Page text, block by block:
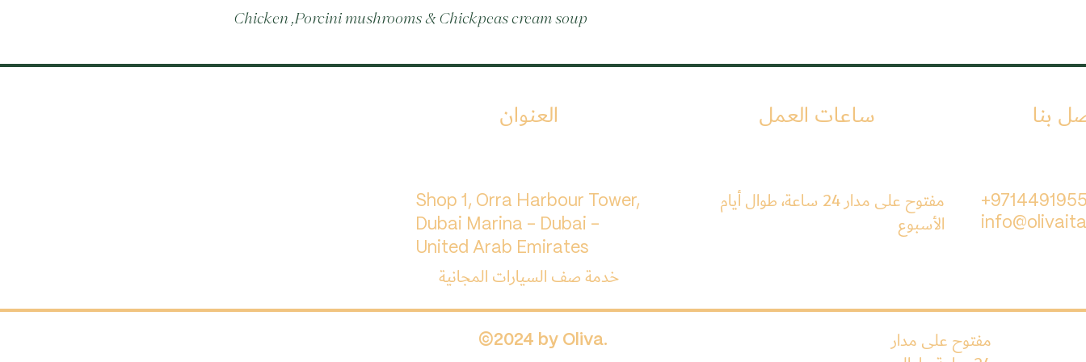
Chicken ,Porcini mushrooms & Chickpeas cream soup
العنوان
Shop 1, Orra Harbour Tower,
Dubai Marina - Dubai -
United Arab Emirates
ساعات العمل بنا
مفتوح على مدار 24 ساعة، طوال أيام
الأسبوع
©2024 by Oliva.
خدمة صف السيارات المجانية
مفتوح على مدار